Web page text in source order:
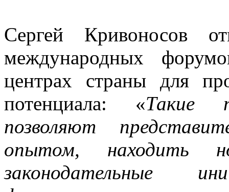
Сергей Кривоносов
международных
центрах страны для
потенциала: «Такие
позволяют
опытом, находить
законодательные